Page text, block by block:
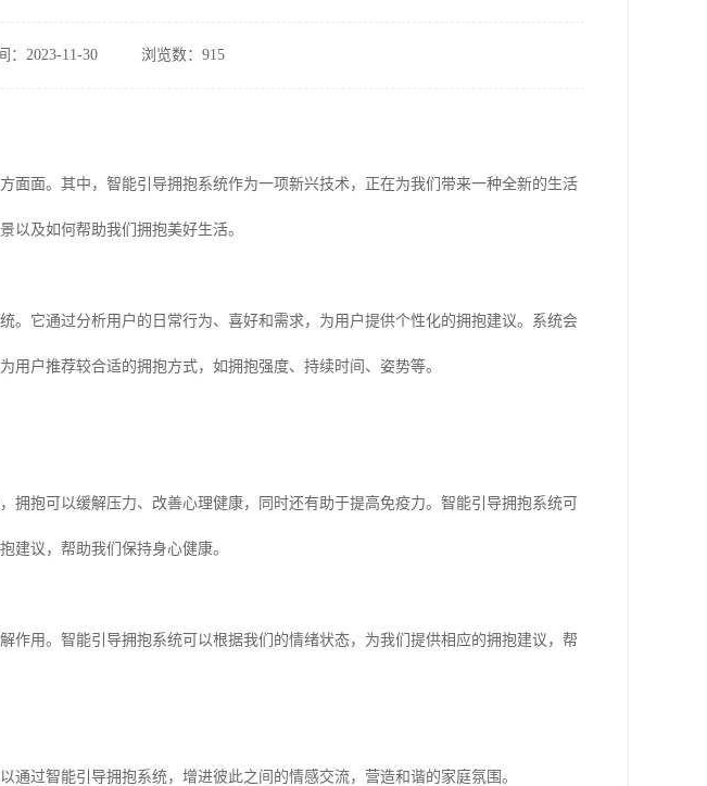
：2023-11-30 浏览数：915
面面。其中，智能引导拥抱系统作为一项新兴技术，正在为我们带来一种全新的生活
以及如何帮助我们拥抱美好生活。
。它通过分析用户的日常行为、喜好和需求，为用户提供个性化的拥抱建议。系统会
户推荐较合适的拥抱方式，如拥抱强度、持续时间、姿势等。
拥抱可以缓解压力、改善心理健康，同时还有助于提高免疫力。智能引导拥抱系统可
建议，帮助我们保持身心健康。
作用。智能引导拥抱系统可以根据我们的情绪状态，为我们提供相应的拥抱建议，帮
过智能引导拥抱系统，增进彼此之间的情感交流，营造和谐的家庭氛围。